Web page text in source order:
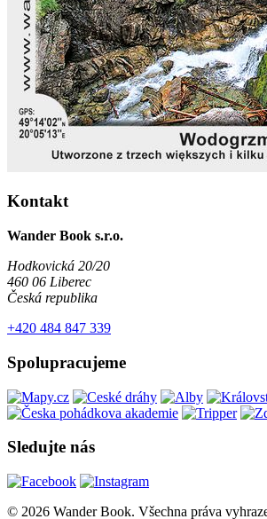
Kontakt
Wander Book s.r.o.
Hodkovická 20/20
460 06 Liberec
Česká republika
+420 484 847 339
Spolupracujeme
Sledujte nás
© 2026 Wander Book. Všechna práva